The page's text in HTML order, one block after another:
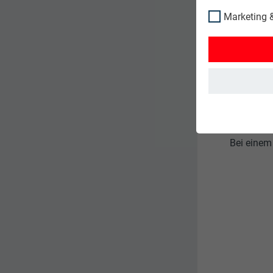
Marketing
Sie
Bei